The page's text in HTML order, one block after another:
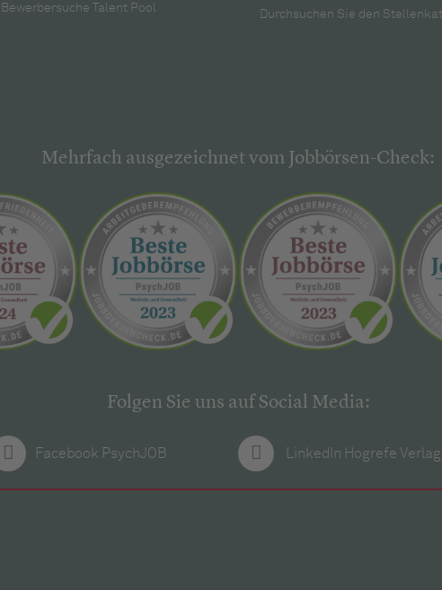
Bewerbersuche Talent Pool
Durchsuchen Sie den
Mehrfach ausgezeichnet vom Jobbörsen-Check:
Folgen Sie uns auf Social Media:
Facebook PsychJOB LinkedIn Hogrefe Verlag